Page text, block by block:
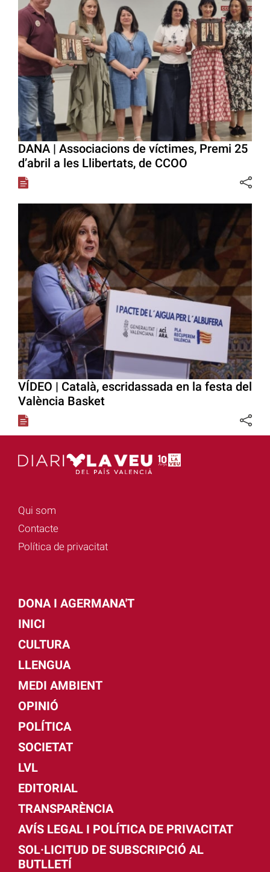
DANA | Associacions de víctimes, Premi 25
d’abril a les Llibertats, de CCOO
VÍDEO | Català, escridassada en la festa del
València Basket
Qui som
Contacte
Política de privacitat
DONA I AGERMANA'T
INICI
CULTURA
LLENGUA
MEDI AMBIENT
OPINIÓ
POLÍTICA
SOCIETAT
LVL
EDITORIAL
TRANSPARÈNCIA
AVÍS LEGAL I POLÍTICA DE PRIVACITAT
SOL·LICITUD DE SUBSCRIPCIÓ AL
BUTLLETÍ